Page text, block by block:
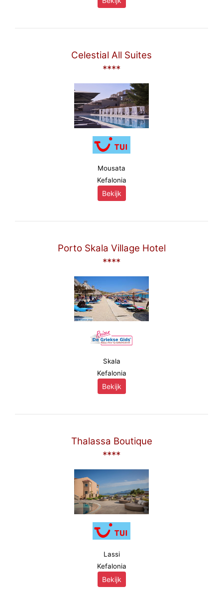
Celestial All Suites
****
Mousata
Kefalonia
Bekijk
Porto Skala Village Hotel
****
Skala
Kefalonia
Bekijk
Thalassa Boutique
****
Lassi
Kefalonia
Bekijk